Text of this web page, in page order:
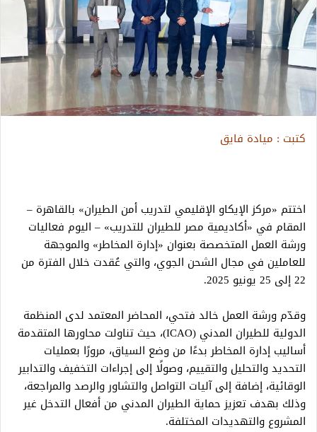
كتبت : ميادة فايق
اختتم «مركز الإيكاو الإقليمي لتدريب أمن الطيران» بالقاهرة –
المقام في «أكاديمية مصر للطيران للتدريب» – اليوم فعاليات
ورشة العمل المتخصصة بعنوان «إدارة المخاطر» والموجهة
للعاملين في مجال الشحن الجوي، والتي عُقدت خلال الفترة من
22 إلى 25 يونيو 2025.
وقدّم ورشة العمل خالد فتحي، المحاضر المعتمد لدى المنظمة
الدولية للطيران المدني (ICAO)، حيث تناولت محاورها المتقدمة
أساليب إدارة المخاطر بدءًا من وضع السياق، مرورًا بعمليات
التحديد والتحليل والتقييم، وصولًا إلى إجراءات التخفيف والتدابير
الوقائية، إضافة إلى آليات التواصل والتشاور والرصد والمراجعة،
وذلك بهدف تعزيز حماية الطيران المدني من أفعال التدخل غير
المشروع والتهديدات المختلفة.